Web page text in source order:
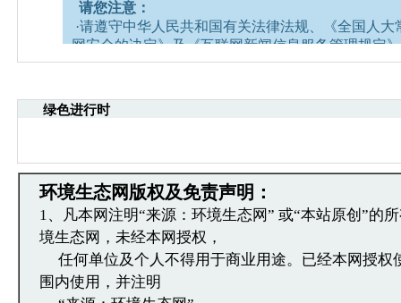
请您注意：
·请遵守中华人民共和国有关法律法规、《全国人
网安全的决定》及《互联网新闻信息服务管理规定
·请注意语言文明，尊重网络道德，并承担一切因您
·中国环境生态网文章跟帖管理员有权保留或删除其
容。
·发表本评论即表明您已经阅读并接受上述条款，如
文章跟帖管理员反映。
绿色进行时
环境生态网版权及免责声明：
1、凡本网注明“来源：环境生态网” 或“本站原创”的
境生态网，未经本网授权，
任何单位及个人不得用于商业用途。已经本网授权
围内使用，并注明